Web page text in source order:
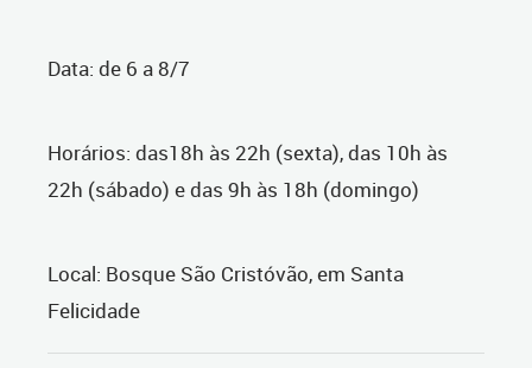
Data: de 6 a 8/7
Horários: das18h às 22h (sexta), das 10h às
22h (sábado) e das 9h às 18h (domingo)
Local: Bosque São Cristóvão, em Santa
Felicidade